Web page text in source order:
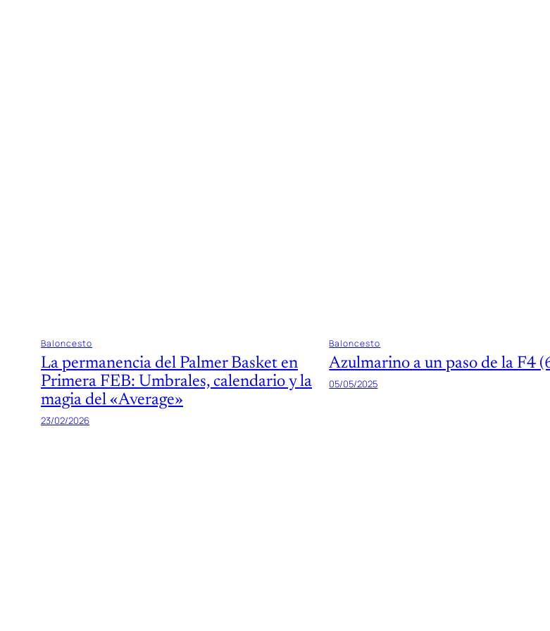
Baloncesto
La permanencia del Palmer Basket en
Primera FEB: Umbrales, calendario y la
magia del «Average»
23/02/2026
Baloncesto
Azulmarino a un paso de la F4
05/05/2025